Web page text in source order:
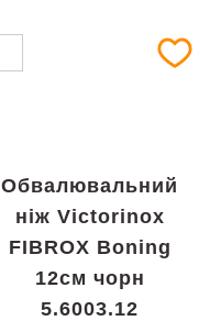
Обвалювальний
ніж Victorinox
FIBROX Boning
12см чорн
5.6003.12